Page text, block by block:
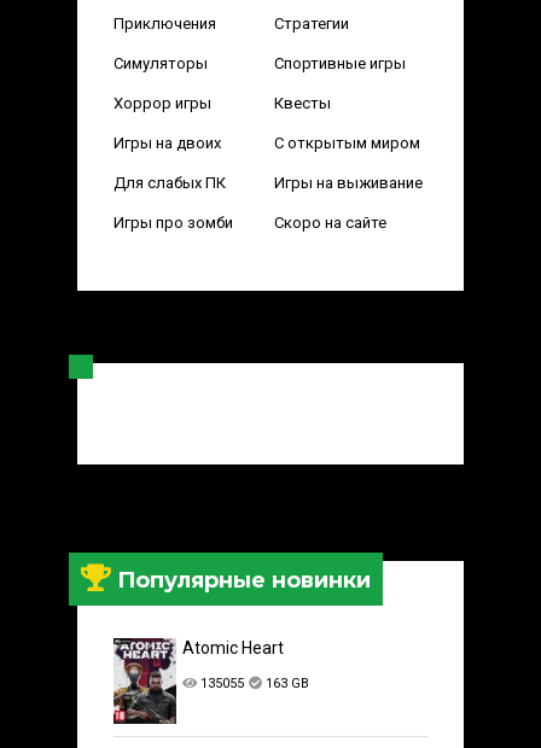
Приключения Стратегии
Симуляторы Спортивные игры
Хоррор игры Квесты
Игры на двоих С открытым миром
Для слабых ПК Игры на выживание
Игры про зомби Скоро на сайте
Популярные новинки
Atomic Heart
135055 163 GB